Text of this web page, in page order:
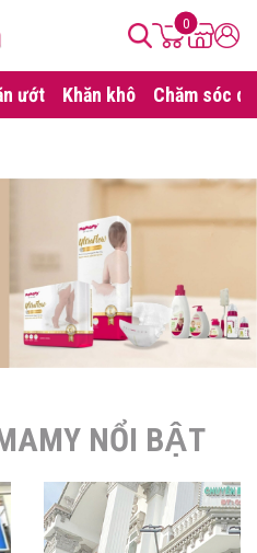
0
ướt Khăn khô Chăm sóc da
NỔI BẬT